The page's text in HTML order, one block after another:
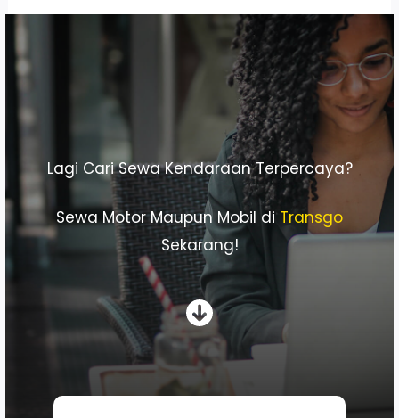
Lagi Cari Sewa Kendaraan Terpercaya?
Sewa Motor Maupun Mobil diTransgo
Sekarang!